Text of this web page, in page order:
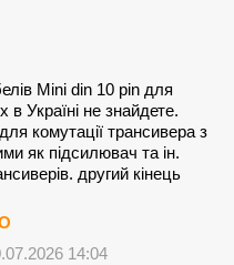
Mini din 10 pin для
Україні не знайдете.
комутації трансивера з
як підсилювач та ін.
другий кінець
14:04